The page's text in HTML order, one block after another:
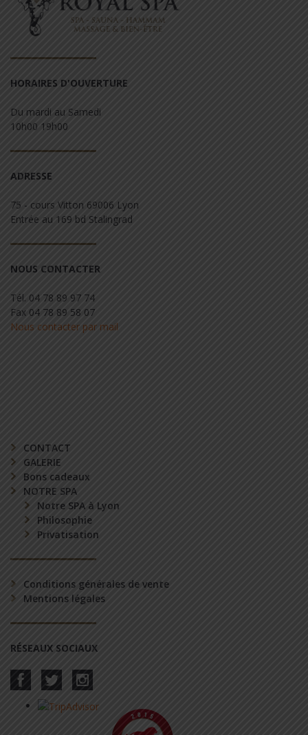
HORAIRES D'OUVERTURE
Du mardi au Samedi
10h00 19h00
ADRESSE
75 - cours Vitton 69006 Lyon
Entrée au 169 bd Stalingrad
NOUS CONTACTER
Tél. 04 78 89 97 74
Fax 04 78 89 58 07
Nous contacter par mail
CONTACT
GALERIE
Bons cadeaux
NOTRE SPA
Notre SPA à Lyon
Philosophie
Privatisation
Conditions générales de vente
Mentions légales
RÉSEAUX SOCIAUX